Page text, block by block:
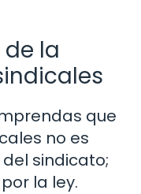
la
que
no es
sindicato;
la ley.